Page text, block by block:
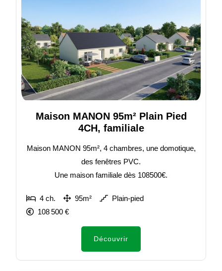
Maison MANON 95m² Plain Pied
4CH, familiale
Maison MANON 95m², 4 chambres, une domotique,
des fenêtres PVC.
Une maison familiale dès 108500€.
4 ch. 95m²
Plain-pied
108 500 €
Découvrir